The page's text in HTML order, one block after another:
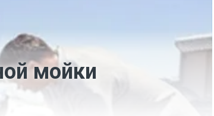
мойки